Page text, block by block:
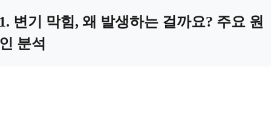
변기 막힘, 왜 발생하는 걸까요? 주요 원
분석